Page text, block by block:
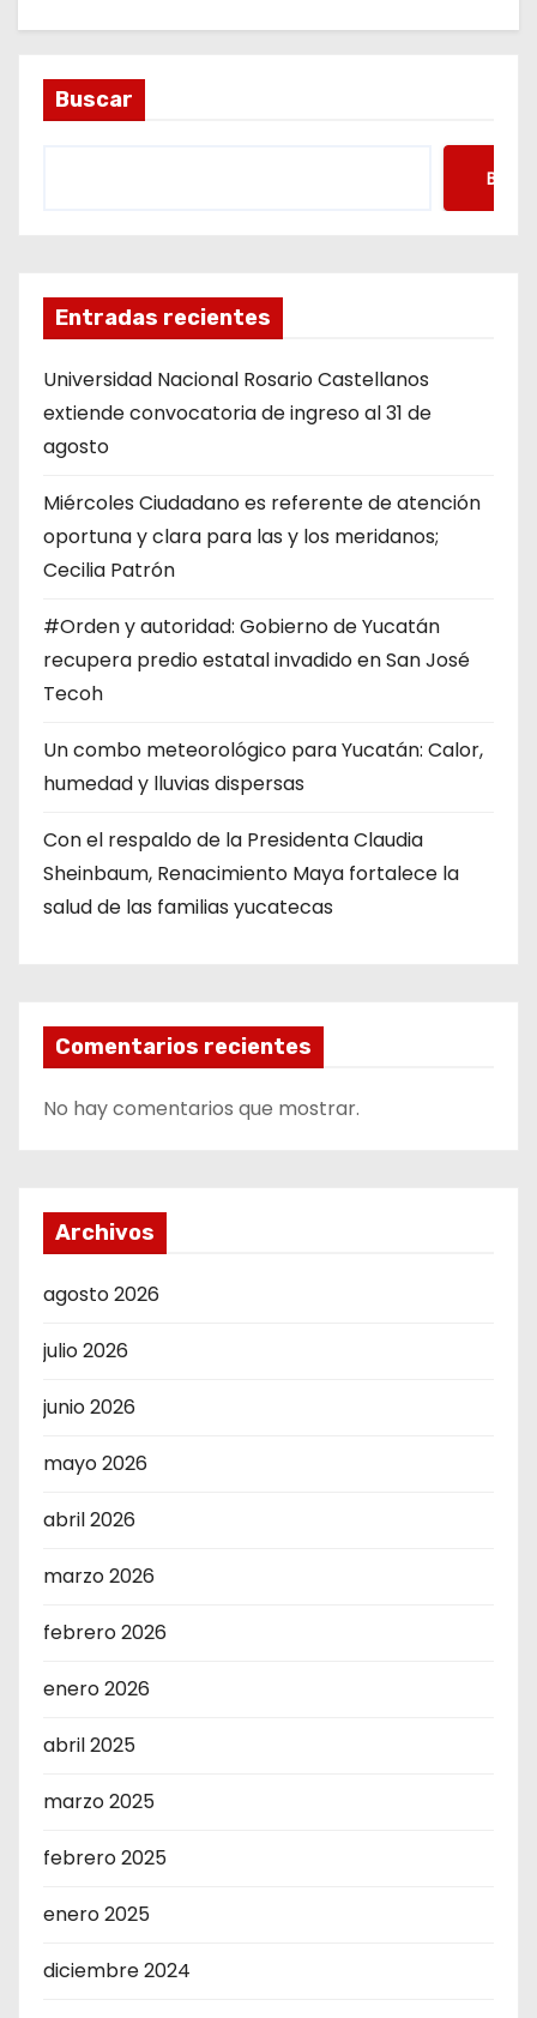
Buscar
Entradas recientes
Universidad Nacional Rosario Castellanos
extiende convocatoria de ingreso al 31 de
agosto
Miércoles Ciudadano es referente de atención
oportuna y clara para las y los meridanos;
Cecilia Patrón
#Orden y autoridad: Gobierno de Yucatán
recupera predio estatal invadido en San José
Tecoh
Un combo meteorológico para Yucatán: Calor,
humedad y lluvias dispersas
Con el respaldo de la Presidenta Claudia
Sheinbaum, Renacimiento Maya fortalece la
salud de las familias yucatecas
Comentarios recientes
No hay comentarios que mostrar.
Archivos
agosto 2026
julio 2026
junio 2026
mayo 2026
abril 2026
marzo 2026
febrero 2026
enero 2026
abril 2025
marzo 2025
febrero 2025
enero 2025
diciembre 2024